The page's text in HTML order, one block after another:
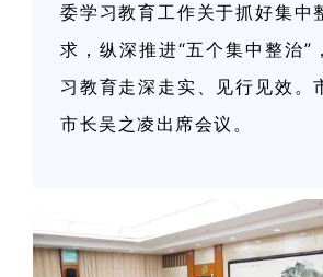
委学习教育工作关于抓好集中
求，纵深推进“五个集中整治”
习教育走深走实、见行见效。
市长吴之凌出席会议。